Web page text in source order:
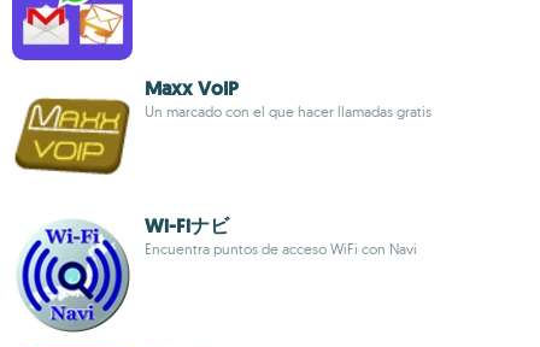
Maxx VoIP
Un marcado con el que hacer llamadas gratis
Wi-Fiナビ
Encuentra puntos de acceso WiFi con Navi